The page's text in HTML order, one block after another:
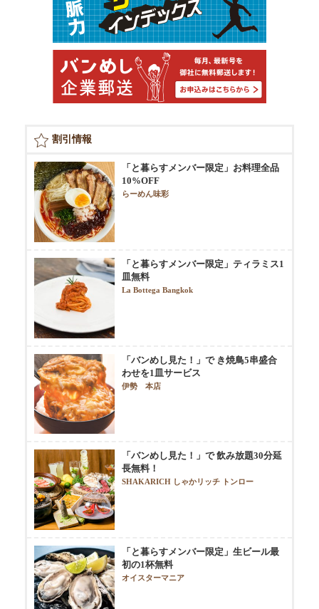
割引情報
「と暮らすメンバー限定」お料理全品
10%OFF
らーめん味彩
「と暮らすメンバー限定」ティラミス1
皿無料
La Bottega Bangkok
「バンめし見た！」で き焼鳥5串盛合
わせを1皿サービス
伊勢 本店
「バンめし見た！」で 飲み放題30分延
長無料！
SHAKARICH しゃかリッチ トンロー
「と暮らすメンバー限定」生ビール最
初の1杯無料
オイスターマニア